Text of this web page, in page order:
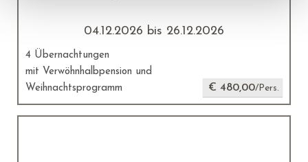
04.12.2026 bis 26.12.2026
4 Übernachtungen
mit Verwöhnhalbpension und
Weihnachtsprogramm
€ 480,00/Pers.